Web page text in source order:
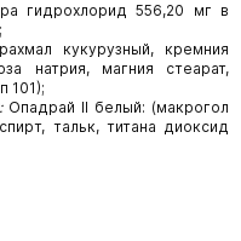
гидрохлорид 556,20 мг в
кукурузный, кремния
натрия, магния стеарат,
101);
Опадрай II белый: (макрогол
тальк, титана диоксид